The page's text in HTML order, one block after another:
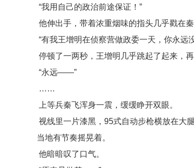
“我用自己的政治前途保证！”
他伸出手，带着浓重烟味的指头几乎戳在秦
“有我王增明在侦察营做政委一天，你永远
停顿了一两秒，王增明几乎跳起了起来，再
“永远——”
……
上等兵秦飞浑身一震，缓缓睁开双眼。
视线里一片漆黑，95式自动步枪横放在大
当地有节奏摇晃着。
他暗暗叹了口气。